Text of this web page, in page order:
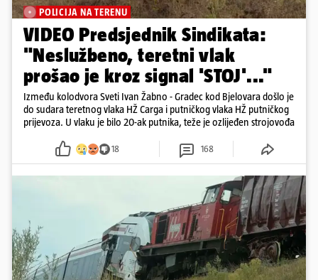
POLICIJA NA TERENU
VIDEO Predsjednik Sindikata:
"Neslužbeno, teretni vlak
prošao je kroz signal 'STOJ'..."
Između kolodvora Sveti Ivan Žabno - Gradec kod Bjelovara došlo je
do sudara teretnog vlaka HŽ Carga i putničkog vlaka HŽ putničkog
prijevoza. U vlaku je bilo 20-ak putnika, teže je ozlijeđen strojovođa
18 168